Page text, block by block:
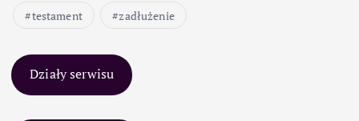
testament
zadłużenie
Działy serwisu